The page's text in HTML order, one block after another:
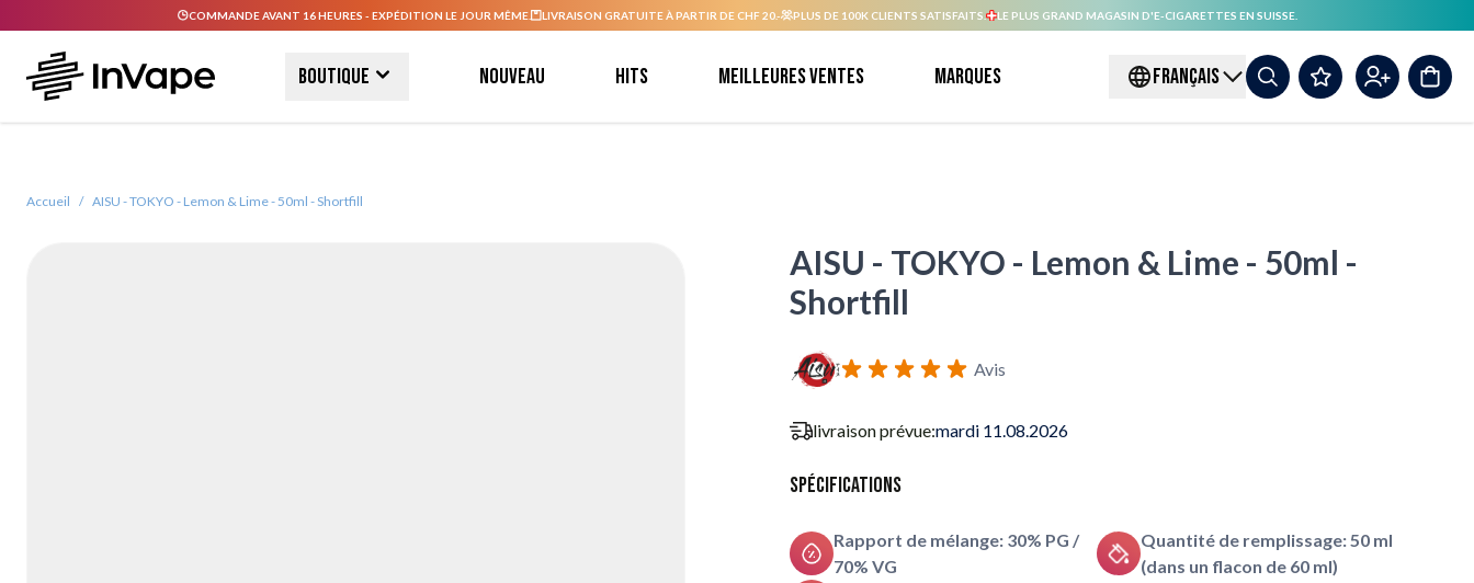
COMMANDE AVANT 16 HEURES - EXPÉDITION LE JOUR MÊME. LIVRAISON GRATUITE À PARTIR DE CHF 20.- PLUS DE 100K CLIENTS SATISFAITS. LE PLUS GRAND MAGASIN D'E-CIGARETTES EN SUISSE.
Boutique Nouveau Hits Meilleures ventes Marques FRANÇAIS
Accueil / AISU - TOKYO - Lemon & Lime - 50ml - Shortfill
AISU - TOKYO - Lemon & Lime - 50ml -
Shortfill
Avis
livraison prévue:mardi 11.08.2026
Spécifications
Rapport de mélange: 30% PG /
70% VG
Quantité de remplissage: 50 ml
(dans un flacon de 60 ml)